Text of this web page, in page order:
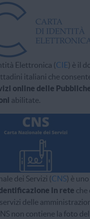
Elettronica (CIE) è il
italiani che
online delle
abilitate.
dei Servizi (CNS) è uno
in rete che
delle
non contiene la foto